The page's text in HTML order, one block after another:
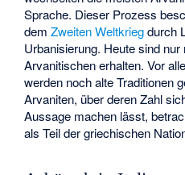
Sprache. Dieser Prozess
demZweiten Weltkriegdurch
Urbanisierung. Heute sind
Arvanitischen erhalten. Vor
werden noch alte Traditionen
Arvaniten, über deren Zahl
Aussage machen lässt,
als Teil der griechischen